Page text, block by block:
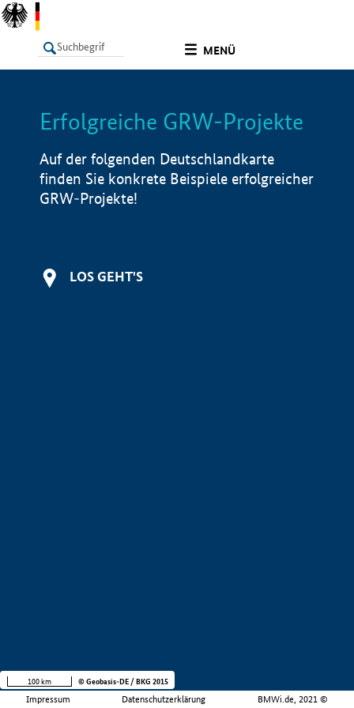
MENÜ
LISTE Info
Erfolgreiche GRW-Projekte
Auf der folgenden Deutschlandkarte
finden Sie konkrete Beispiele erfolgreicher
GRW-Projekte!
LOS GEHT'S
Impressum Datenschutzerklärung BMWi.de, 2021 ©
100 km © Geobasis-DE / BKG 2015